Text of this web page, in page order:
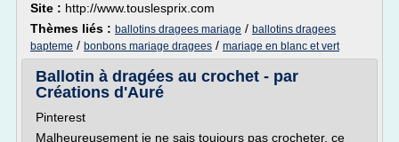
Site : http://www.touslesprix.com
Thèmes liés : ballotins dragees mariage / ballotins dragees
bapteme / bonbons mariage dragees / mariage en blanc et vert
Ballotin à dragées au crochet - par
Créations d'Auré
Pinterest
Malheureusement je ne sais toujours pas crocheter, ce